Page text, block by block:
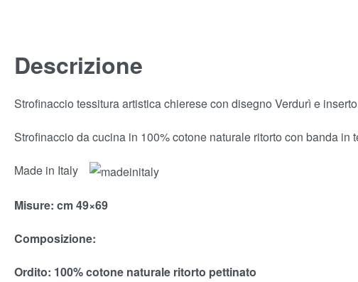
Descrizione
Strofinaccio tessitura artistica chierese con disegno Verdurì e
Strofinaccio da cucina in 100% cotone naturale ritorto con banda in
Made in Italy
Misure: cm 49×69
Composizione:
Ordito: 100% cotone naturale ritorto pettinato